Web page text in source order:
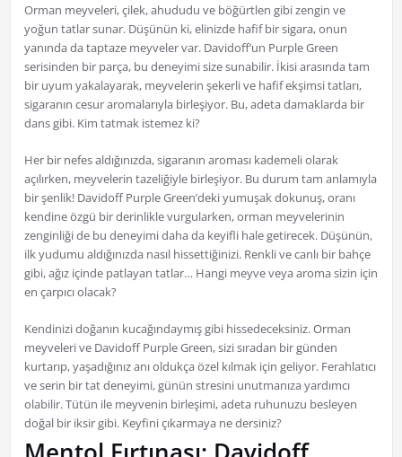
Orman meyveleri, çilek, ahududu ve böğürtlen gibi zengin ve
yoğun tatlar sunar. Düşünün ki, elinizde hafif bir sigara, onun
yanında da taptaze meyveler var. Davidoff’un Purple Green
serisinden bir parça, bu deneyimi size sunabilir. İkisi arasında tam
bir uyum yakalayarak, meyvelerin şekerli ve hafif ekşimsi tatları,
sigaranın cesur aromalarıyla birleşiyor. Bu, adeta damaklarda bir
dans gibi. Kim tatmak istemez ki?
Her bir nefes aldığınızda, sigaranın aroması kademeli olarak
açılırken, meyvelerin tazeliğiyle birleşiyor. Bu durum tam anlamıyla
bir şenlik! Davidoff Purple Green’deki yumuşak dokunuş, oranı
kendine özgü bir derinlikle vurgularken, orman meyvelerinin
zenginliği de bu deneyimi daha da keyifli hale getirecek. Düşünün,
ilk yudumu aldığınızda nasıl hissettiğinizi. Renkli ve canlı bir bahçe
gibi, ağız içinde patlayan tatlar… Hangi meyve veya aroma sizin için
en çarpıcı olacak?
Kendinizi doğanın kucağındaymış gibi hissedeceksiniz. Orman
meyveleri ve Davidoff Purple Green, sizi sıradan bir günden
kurtarıp, yaşadığınız anı oldukça özel kılmak için geliyor. Ferahlatıcı
ve serin bir tat deneyimi, günün stresini unutmanıza yardımcı
olabilir. Tütün ile meyvenin birleşimi, adeta ruhunuzu besleyen
doğal bir iksir gibi. Keyfini çıkarmaya ne dersiniz?